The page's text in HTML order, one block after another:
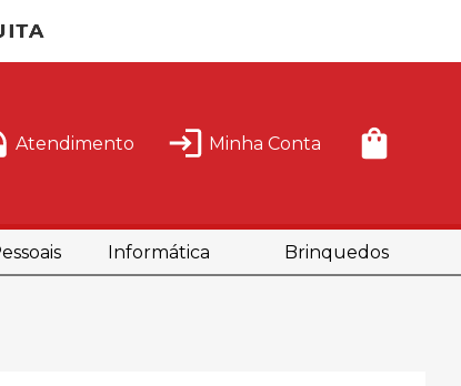
Atendimento Minha Conta
Informática Brinquedos